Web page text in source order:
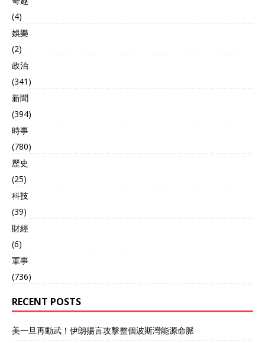
(4)
娛樂
(2)
政治
(341)
新聞
(394)
時事
(780)
歷史
(25)
科技
(39)
財經
(6)
軍事
(736)
RECENT POSTS
美一旦再動武！伊朗揚言攻擊整個波斯灣能源命脈